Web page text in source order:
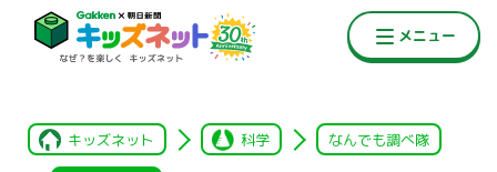
キッズネット 科学 なんでも調べ隊